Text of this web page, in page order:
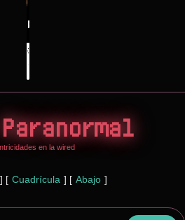
en la wired
] [ Cuadrícula ] [ Abajo ]